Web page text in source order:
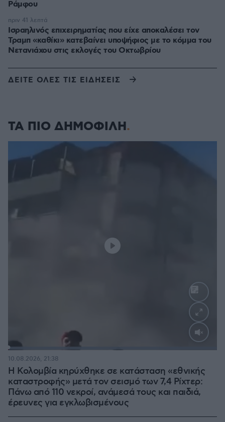
Ράμφου
Ισραηλινός επιχειρηματίας που είχε αποκαλέσει τον
Τραμπ «καθίκι» κατεβαίνει υποψήφιος με το κόμμα του
Νετανιάχου στις εκλογές του Οκτωβρίου
πριν 41 λεπτά
ΔΕΙΤΕ ΟΛΕΣ ΤΙΣ ΕΙΔΗΣΕΙΣ
ΤΑ ΠΙΟ ΔΗΜΟΦΙΛΗ
Loaded
Η Κολομβία κηρύχθηκε σε κατάσταση «εθνικής
καταστροφής» μετά τον σεισμό των 7,4 Ρίχτερ:
Πάνω από 110 νεκροί, ανάμεσά τους και παιδιά,
έρευνες για εγκλωβισμένους
10.08.2026, 21:38